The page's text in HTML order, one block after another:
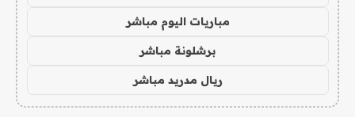
مباريات اليوم مباشر
برشلونة مباشر
ريال مدريد مباشر